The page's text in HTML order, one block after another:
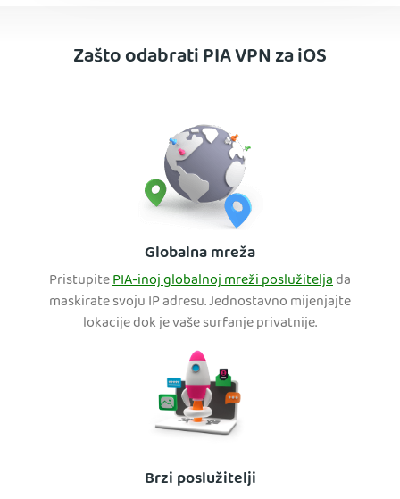
Zašto odabrati PIA VPN za iOS
Globalna mreža
PristupitePIA-inoj globalnoj mreži poslužiteljada
maskirate svoju IP adresu. Jednostavno mijenjajte
lokacije dok je vaše surfanje privatnije.
Brzi poslužitelji